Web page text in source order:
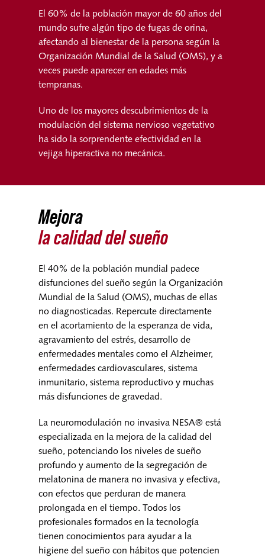
El 60% de la población mayor de 60 años del
mundo sufre algún tipo de fugas de orina,
afectando al bienestar de la persona según la
Organización Mundial de la Salud (OMS), y a
veces puede aparecer en edades más
tempranas.
Uno de los mayores descubrimientos de la
modulación del sistema nervioso vegetativo
ha sido la sorprendente efectividad en la
vejiga hiperactiva no mecánica.
Mejora
la calidad del sueño
El 40% de la población mundial padece
disfunciones del sueño según la Organización
Mundial de la Salud (OMS), muchas de ellas
no diagnosticadas. Repercute directamente
en el acortamiento de la esperanza de vida,
agravamiento del estrés, desarrollo de
enfermedades mentales como el Alzheimer,
enfermedades cardiovasculares, sistema
inmunitario, sistema reproductivo y muchas
más disfunciones de gravedad.
La neuromodulación no invasiva NESA® está
especializada en la mejora de la calidad del
sueño, potenciando los niveles de sueño
profundo y aumento de la segregación de
melatonina de manera no invasiva y efectiva,
con efectos que perduran de manera
prolongada en el tiempo. Todos los
profesionales formados en la tecnología
tienen conocimientos para ayudar a la
higiene del sueño con hábitos que potencien